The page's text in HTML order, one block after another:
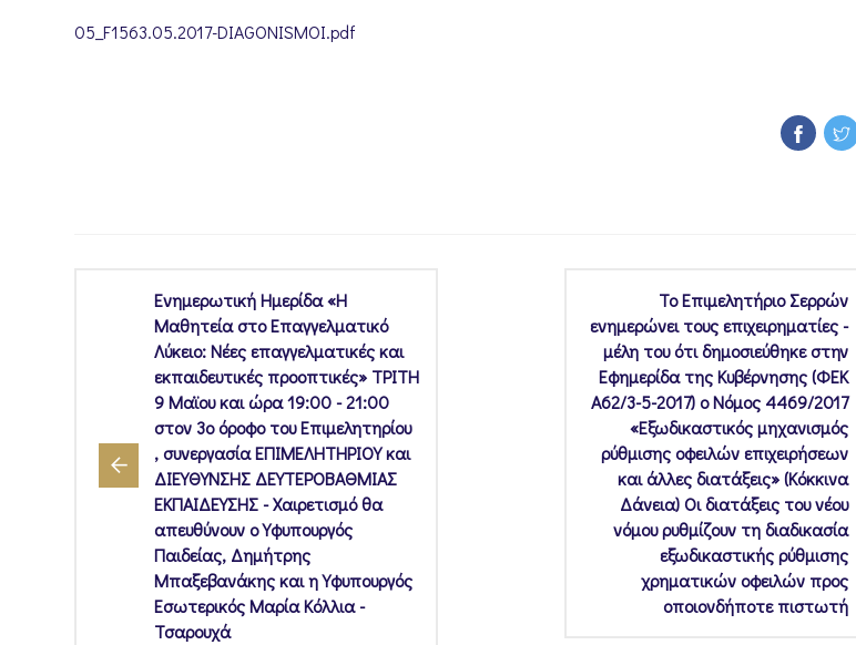
05_F1563.05.2017-DIAGONISMOI.pdf
Ενημερωτική Ημερίδα «Η
Μαθητεία στο Επαγγελματικό
Λύκειο: Νέες επαγγελματικές και
εκπαιδευτικές προοπτικές» ΤΡΙΤΗ
9 Μαϊου και ώρα 19:00 - 21:00
στον 3ο όροφο του Επιμελητηρίου
, συνεργασία ΕΠΙΜΕΛΗΤΗΡΙΟΥ και
ΔΙΕΥΘΥΝΣΗΣ ΔΕΥΤΕΡΟΒΑΘΜΙΑΣ
ΕΚΠΑΙΔΕΥΣΗΣ - Χαιρετισμό θα
απευθύνουν ο Υφυπουργός
Παιδείας, Δημήτρης
Μπαξεβανάκης και η Υφυπουργός
Εσωτερικός Μαρία Κόλλια -
Τσαρουχά
Το Επιμελητήριο Σερρών
ενημερώνει τους επιχειρηματίες -
μέλη του ότι δημοσιεύθηκε στην
Εφημερίδα της Κυβέρνησης (ΦΕΚ
Α62/3-5-2017) ο Νόμος 4469/2017
«Εξωδικαστικός μηχανισμός
ρύθμισης οφειλών επιχειρήσεων
και άλλες διατάξεις» (Κόκκινα
Δάνεια) Οι διατάξεις του νέου
νόμου ρυθμίζουν τη διαδικασία
εξωδικαστικής ρύθμισης
χρηματικών οφειλών προς
οποιονδήποτε πιστωτή